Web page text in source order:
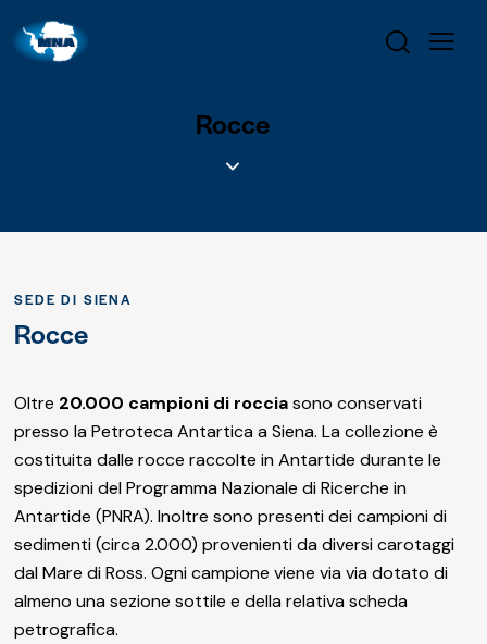
Rocce
SEDE DI SIENA
Rocce
Oltre 20.000 campioni di rocciasono conservati
presso la Petroteca Antartica a Siena. La collezione è
costituita dalle rocce raccolte in Antartide durante le
spedizioni del Programma Nazionale di Ricerche in
Antartide (PNRA). Inoltre sono presenti dei campioni di
sedimenti (circa 2.000) provenienti da diversi carotaggi
dal Mare di Ross. Ogni campione viene via via dotato di
almeno una sezione sottile e della relativa scheda
petrografica.